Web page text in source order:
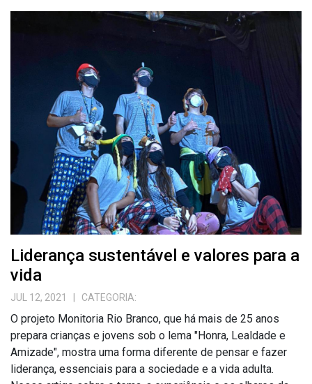
Liderança sustentável e valores para a
vida
JUL 12, 2021 | CATEGORIA:
O projeto Monitoria Rio Branco, que há mais de 25 anos
prepara crianças e jovens sob o lema "Honra, Lealdade e
Amizade", mostra uma forma diferente de pensar e fazer
liderança, essenciais para a sociedade e a vida adulta.